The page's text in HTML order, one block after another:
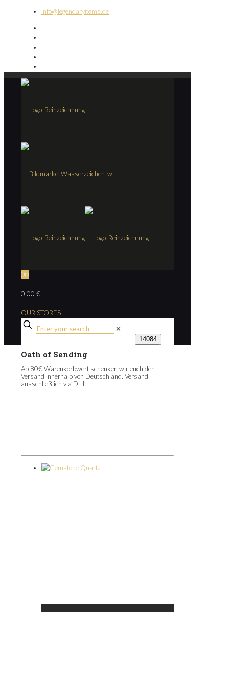
info@legendaryitems.de
00
0,00 €
OUR STORES
✕
Oath of Sending
Ab 80€ Warenkorbwert schenken wir euch den
Versand innerhalb von Deutschland. Versand
ausschließlich via DHL.